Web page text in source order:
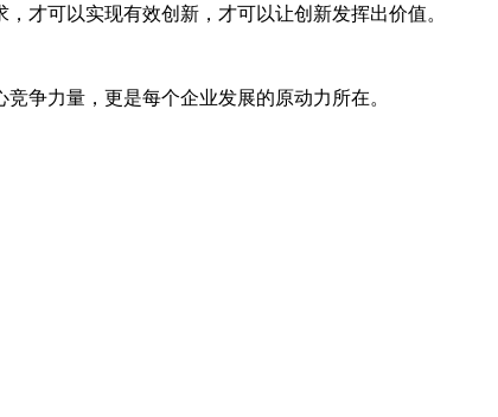
才可以实现有效创新，才可以让创新发挥出价值。
争力量，更是每个企业发展的原动力所在。